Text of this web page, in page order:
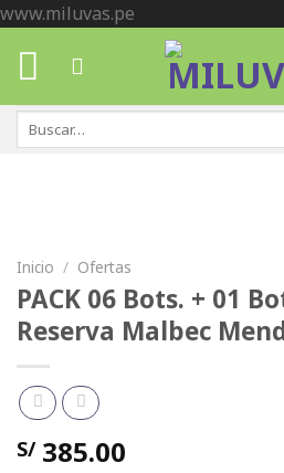
www.miluvas.pe
content
Buscar
Inicio / Ofertas
PACK 06 Bots. + 01
Reserva Malbec
S/385.00